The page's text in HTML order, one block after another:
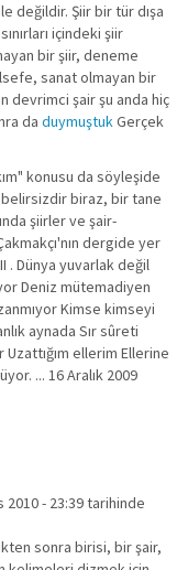
değildir. Şiir bir tür dışa
içindeki şiir
bir şiir, deneme
sanat olmayan bir
devrimci şair şu anda hiç
da duymuştukGerçek
konusu da söyleşide
belirsizdir biraz, bir tane
şiirler ve şair-
dergide yer
. Dünya yuvarlak değil
Deniz mütemadiyen
Kimse kimseyi
aynada Sır sûreti
ellerim Ellerine
... 16 Aralık 2009
2010 - 23:39 tarihinde
sonra birisi, bir şair,